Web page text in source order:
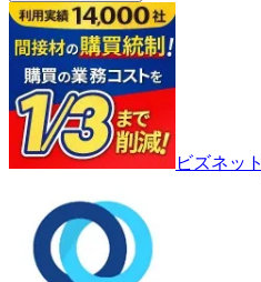
ビズネット